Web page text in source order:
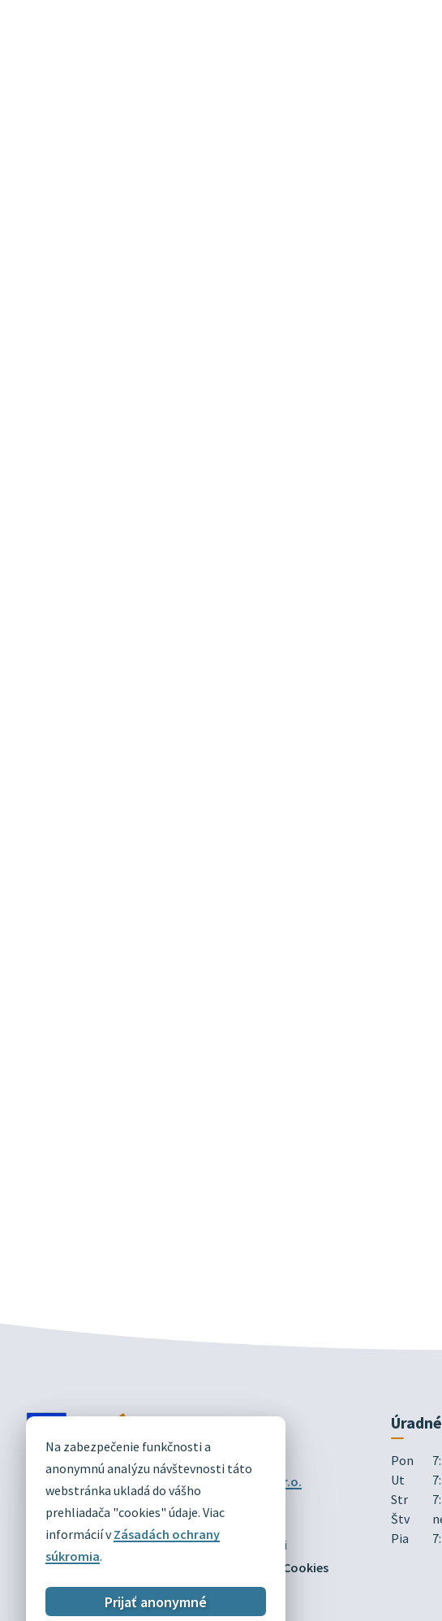
Na zabezpečenie funkčnosti a
anonymnú analýzu návštevnosti táto
webstránka ukladá do vášho
prehliadača "cookies" údaje. Viac
informácií vZásadách ochrany
súkromia.
Prijať anonymné
DIVÍN
OFICIÁLNE STRÁNKY
Technický prevádzkovateľ:
Alphabet partner s.r.o.
Správca obsahu:Obec Divín
Posledná aktualizácia:03.08.2026
Mapa
Vyhlásenie o prístupnosti
Zásady ochrany osobných údajov
Nastaviť Cookies
Pon
Ut
Str
Štv
Pia